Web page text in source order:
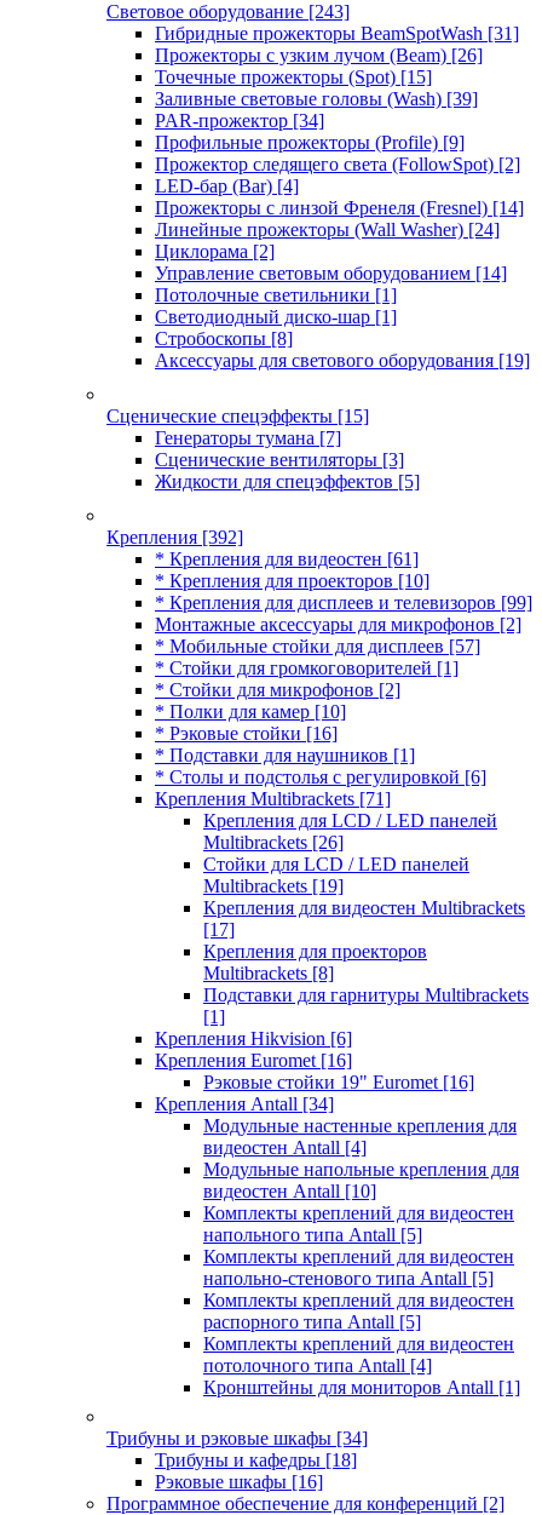
Световое оборудование [243]
Гибридные прожекторы BeamSpotWash [31]
Прожекторы с узким лучом (Beam) [26]
Точечные прожекторы (Spot) [15]
Заливные световые головы (Wash) [39]
PAR-прожектор [34]
Профильные прожекторы (Profile) [9]
Прожектор следящего света (FollowSpot) [2]
LED-бар (Bar) [4]
Прожекторы с линзой Френеля (Fresnel) [14]
Линейные прожекторы (Wall Washer) [24]
Циклорама [2]
Управление световым оборудованием [14]
Потолочные светильники [1]
Светодиодный диско-шар [1]
Стробоскопы [8]
Аксессуары для светового оборудования [19]
Сценические спецэффекты [15]
Генераторы тумана [7]
Сценические вентиляторы [3]
Жидкости для спецэффектов [5]
Крепления [392]
* Крепления для видеостен [61]
* Крепления для проекторов [10]
* Крепления для дисплеев и телевизоров [99]
Монтажные аксессуары для микрофонов [2]
* Мобильные стойки для дисплеев [57]
* Стойки для громкоговорителей [1]
* Стойки для микрофонов [2]
* Полки для камер [10]
* Рэковые стойки [16]
* Подставки для наушников [1]
* Столы и подстолья с регулировкой [6]
Крепления Multibrackets [71]
Крепления для LCD / LED панелей
Multibrackets [26]
Стойки для LCD / LED панелей
Multibrackets [19]
Крепления для видеостен Multibrackets
[17]
Крепления для проекторов
Multibrackets [8]
Подставки для гарнитуры Multibrackets
[1]
Крепления Hikvision [6]
Крепления Euromet [16]
Рэковые стойки 19" Euromet [16]
Крепления Antall [34]
Модульные настенные крепления для
видеостен Antall [4]
Модульные напольные крепления для
видеостен Antall [10]
Комплекты креплений для видеостен
напольного типа Antall [5]
Комплекты креплений для видеостен
напольно-стенового типа Antall [5]
Комплекты креплений для видеостен
распорного типа Antall [5]
Комплекты креплений для видеостен
потолочного типа Antall [4]
Кронштейны для мониторов Antall [1]
Трибуны и рэковые шкафы [34]
Трибуны и кафедры [18]
Рэковые шкафы [16]
Программное обеспечение для конференций [2]